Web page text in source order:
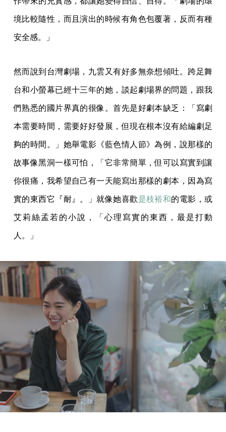
境比較隨性，而且演出的時候有角色包覆著，反而有種
安全感。」
然而說到台灣劇場，九雲又有好多無奈想傾吐。跨足舞
台和小螢幕已經十三年的她，談起劇場界的問題，跟我
們熟悉的國片界真的很像。首先是好劇本缺乏：「寫劇
本需要時間，需要好好發展，但現在根本沒有給編劇足
夠的時間。」她舉電影《藍色情人節》為例，說那樣的
故事像黑洞一樣可怕，「它非常簡單，但可以寫實到讓
你很痛，我希望自己有一天能寫出那樣的劇本，因為寫
實的東西它『耐』。」就像她喜歡是枝裕和的電影，或
艾莉絲孟若的小說，「心理寫實的東西，最是打動
人。」